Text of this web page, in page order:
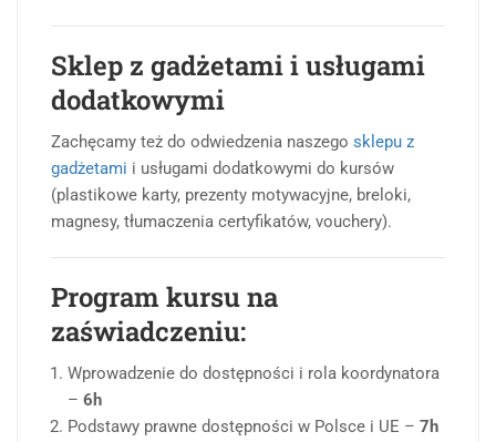
Sklep z gadżetami i usługami
dodatkowymi
Zachęcamy też do odwiedzenia naszego sklepu z
gadżetami i usługami dodatkowymi do kursów
(plastikowe karty, prezenty motywacyjne, breloki,
magnesy, tłumaczenia certyfikatów, vouchery).
Program kursu na
zaświadczeniu:
Wprowadzenie do dostępności i rola koordynatora
– 6h
Podstawy prawne dostępności w Polsce i UE – 7h